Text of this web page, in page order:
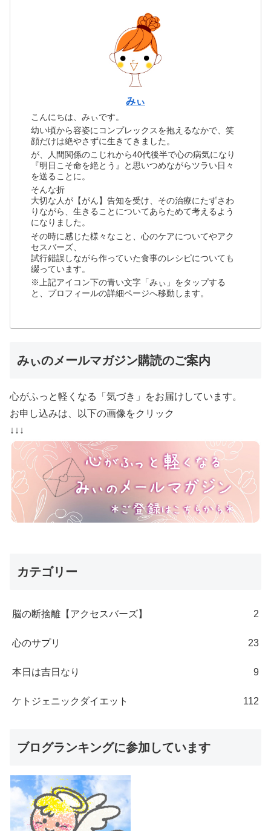
みぃ
こんにちは、みぃです。
幼い頃から容姿にコンプレックスを抱えるなかで、笑
顔だけは絶やさずに生きてきました。
が、人間関係のこじれから40代後半で心の病気になり
『明日こそ命を絶とう』と思いつめながらツラい日々
を送ることに。
そんな折
大切な人が【がん】告知を受け、その治療にたずさわ
りながら、生きることについてあらためて考えるよう
になりました。
その時に感じた様々なこと、心のケアについてやアク
セスバーズ、
試行錯誤しながら作っていた食事のレシピについても
綴っています。
※上記アイコン下の青い文字「みぃ」をタップする
と、プロフィールの詳細ページへ移動します。
みぃのメールマガジン購読のご案内
心がふっと軽くなる「気づき」をお届けしています。
お申し込みは、以下の画像をクリック
↓↓↓
カテゴリー
脳の断捨離【アクセスバーズ】 2
心のサプリ 23
本日は吉日なり 9
ケトジェニックダイエット 112
ブログランキングに参加しています